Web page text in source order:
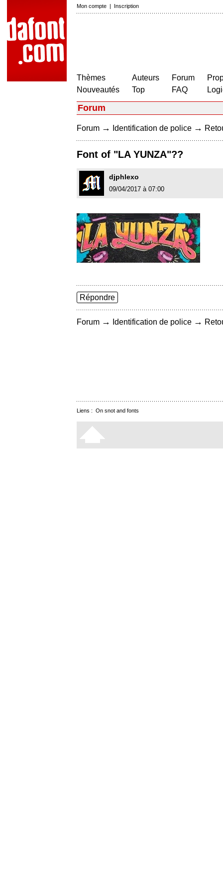
Mon compte | Inscription
Thèmes
Nouveautés
Auteurs
Top
Forum
FAQ
Forum
Forum → Identification de police →
Font of "LA YUNZA"??
djphlexo
09/04/2017 à 07:00
Répondre
Forum → Identification de police →
Liens : On snot and fonts